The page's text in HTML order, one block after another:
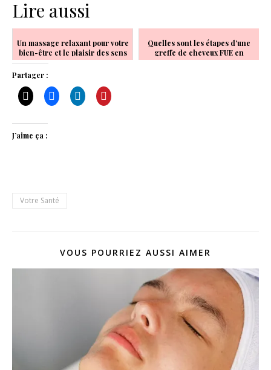
Lire aussi
Un massage relaxant pour votre
bien-être et le plaisir des sens
Quelles sont les étapes d’une
greffe de cheveux FUE en
Turquie ?
Partager :
J’aime ça :
Votre Santé
VOUS POURRIEZ AUSSI AIMER